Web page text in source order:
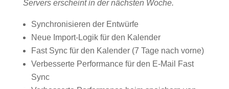
Servers erscheint in der nächsten Woche.
Synchronisieren der Entwürfe
Neue Import-Logik für den Kalender
Fast Sync für den Kalender (7 Tage nach vorne)
Verbesserte Performance für den E-Mail Fast
Sync